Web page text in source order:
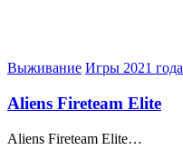
Posted
Выживание Игры 2021 года
Aliens Fireteam Elite
Aliens Fireteam Elite…